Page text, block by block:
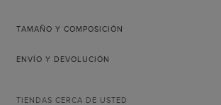
El modelo lleva una talla M y mide 1,80 m.
TAMAÑO Y COMPOSICIÓN
ENVÍO Y DEVOLUCIÓN
TIENDAS CERCA DE USTED